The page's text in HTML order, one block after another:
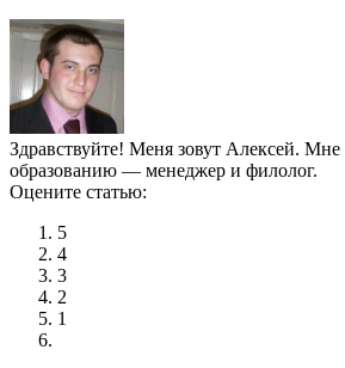
Здравствуйте! Меня зовут Алексей. Мне
образованию — менеджер и филолог.
Оцените статью:
5
4
3
2
1